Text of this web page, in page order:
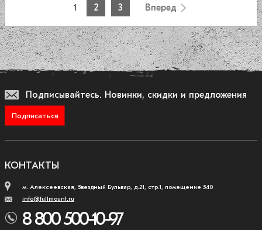
1 2 3 Вперед
Подписывайтесь. Новинки, скидки и предложения
Подписаться
КОНТАКТЫ
м. Алексеевская, Звездный Бульвар, д.21, стр.1, помещение 540
info@fullmount.ru
8 800 500-10-97